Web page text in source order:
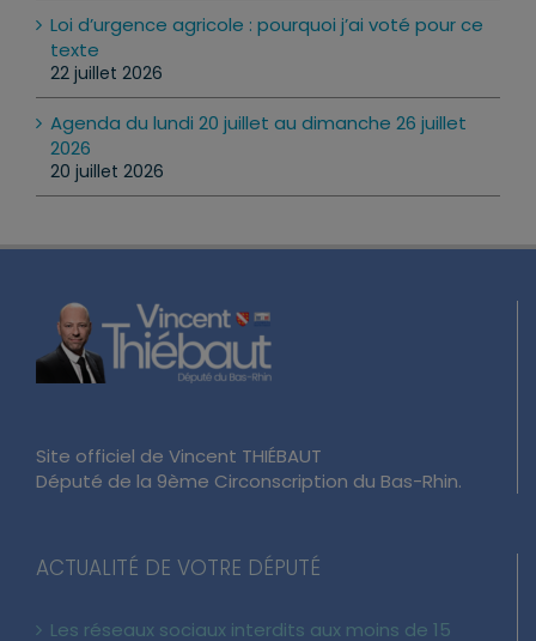
Loi d’urgence agricole : pourquoi j’ai voté pour ce
texte
22 juillet 2026
Agenda du lundi 20 juillet au dimanche 26 juillet
2026
20 juillet 2026
Site officiel de Vincent THIÉBAUT